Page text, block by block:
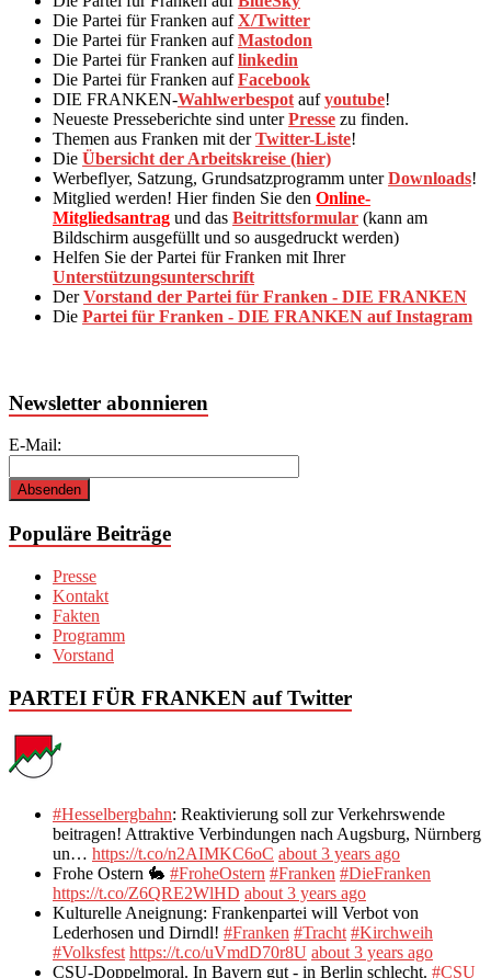
Die Partei für Franken aufX/Twitter
Die Partei für Franken aufMastodon
Die Partei für Franken auflinkedin
Die Partei für Franken aufFacebook
DIE FRANKEN-Wahlwerbespot aufyoutube!
Neueste Presseberichte sind unterPresse zu finden.
Themen aus Franken mit derTwitter-Liste!
Die Übersicht der Arbeitskreise (hier)
Werbeflyer, Satzung, Grundsatzprogramm unterDownloads!
Mitglied werden! Hier finden Sie den Online-
Mitgliedsantrag und das Beitrittsformular (kann am
Bildschirm ausgefüllt und so ausgedruckt werden)
Helfen Sie der Partei für Franken mit Ihrer
Unterstützungsunterschrift
DerVorstand der Partei für Franken - DIE FRANKEN
Die Partei für Franken - DIE FRANKEN auf Instagram
Newsletter abonnieren
E-Mail:
Populäre Beiträge
Presse
Kontakt
Fakten
Programm
Vorstand
PARTEI FÜR FRANKEN auf Twitter
#Hesselbergbahn: Reaktivierung soll zur Verkehrswende
beitragen! Attraktive Verbindungen nach Augsburg, Nürnberg
un… https://t.co/n2AIMKC6oC about 3 years ago
Frohe Ostern 🐇 #FroheOstern #Franken #DieFranken
https://t.co/Z6QRE2WlHD about 3 years ago
Kulturelle Aneignung: Frankenpartei will Verbot von
Lederhosen und Dirndl! #Franken #Tracht #Kirchweih
#Volksfest https://t.co/uVmdD70r8U about 3 years ago
CSU-Doppelmoral. In Bayern gut - in Berlin schlecht. #CSU